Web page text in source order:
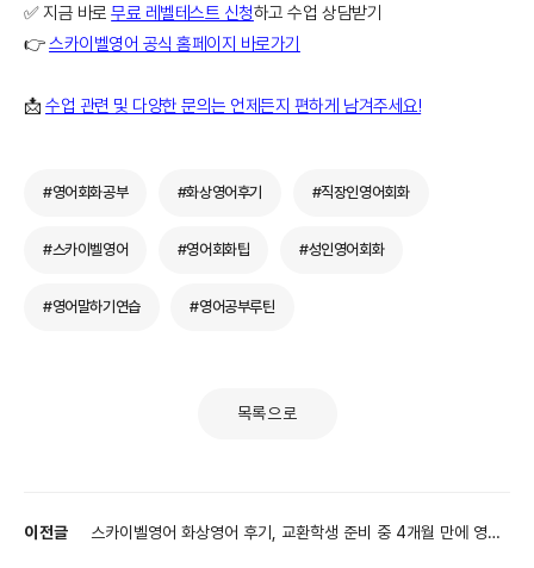
✅ 지금 바로무료 레벨테스트 신청하고 수업 상담받기
👉스카이벨영어 공식 홈페이지 바로가기
📩수업 관련 및 다양한 문의는 언제든지 편하게 남겨주세요!
#영어회화공부 #화상영어후기 #직장인영어회화
#스카이벨영어 #영어회화팁 #성인영어회화
#영어말하기연습 #영어공부루틴
목록으로
이전글
스카이벨영어 화상영어 후기, 교환학생 준비 중 4개월 만에 영어